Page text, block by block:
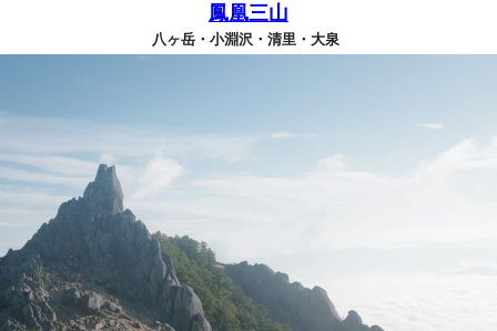
鳳凰三山
八ヶ岳・小淵沢・清里・大泉